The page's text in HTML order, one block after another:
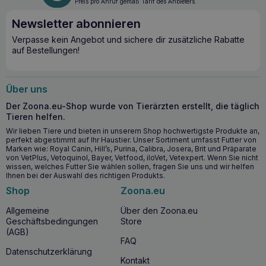
glänzendes Fell unterstützen.
Entzündungshemmende Eigenschaften
Linolensäure im Kaninchenfleisch und die Antioxidantien
aus den Chiasamen tragen zur Verringerung von
Entzündungen und zur Unterstützung der
Meeresalgen unterstützen das reibungslose
Funktionieren des Verdauungssystems und tragen zu
einer ausgewogenen Ernährung bei.
Wann ist es sinnvoll, PERRO Gourmet
Kaninchen mit Karotten 6x200g zu
verwenden?
PERRO Gourmet Kaninchen mit Karotten
ausgewachsene Hunde aller Rassen geeignet. Es kann
jederzeit in den Speiseplan Ihres Hundes aufgenommen
werden, insbesondere wenn Sie ein leicht verdauliches
Nassfutter suchen, das reich an Nährwerten ist und die
Gesundheit von Haut, Fell und Verdauung unterstützt. Es ist
auch eine ausgezeichnete Wahl für Hunde mit
Futtermittelallergien oder einemempfindlichen
Newsletter abonnieren
Verpasse kein Angebot und sichere dir zusätzliche Rabatte
auf Bestellungen!
Über uns
Der Zoona.eu-Shop wurde von Tierärzten erstellt, die täglich
Tieren helfen.
Wir lieben Tiere und bieten in unserem Shop hochwertigste Produkte an,
perfekt abgestimmt auf Ihr Haustier. Unser Sortiment umfasst Futter von
Marken wie: Royal Canin, Hill’s, Purina, Calibra, Josera, Brit und Präparate
von VetPlus, Vetoquinol, Bayer, Vetfood, iloVet, Vetexpert. Wenn Sie nicht
wissen, welches Futter Sie wählen sollen, fragen Sie uns und wir helfen
Ihnen bei der Auswahl des richtigen Produkts.
Shop
Allgemeine
Geschäftsbedingungen
(AGB)
Datenschutzerklärung
Zoona.eu
Über den Zoona.eu
Store
FAQ
Kontakt